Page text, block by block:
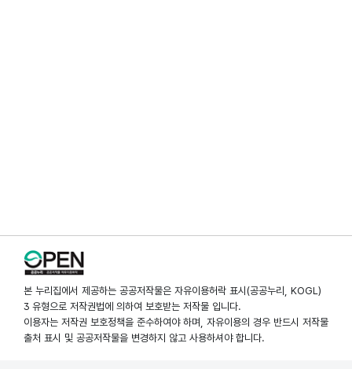
본 누리집에서 제공하는 공공저작물은 자유이용허락 표시(공공누리, KOGL)
3 유형으로 저작권법에 의하여 보호받는 저작물 입니다.
이용자는 저작권 보호정책을 준수하여야 하며, 자유이용의 경우 반드시 저작물
출처 표시 및 공공저작물을 변경하지 않고 사용하셔야 합니다.